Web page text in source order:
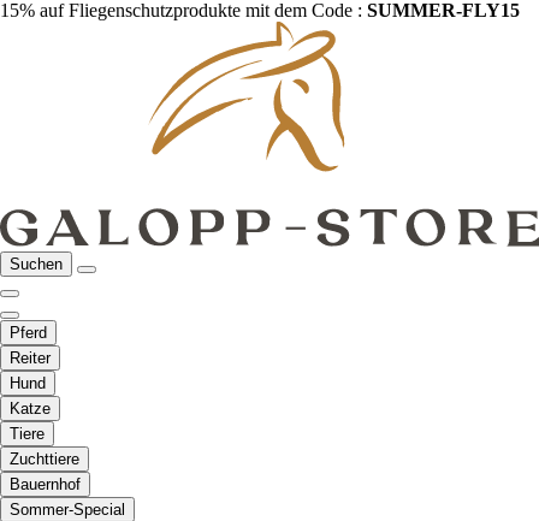
15% auf Fliegenschutzprodukte mit dem Code : SUMMER-FLY15
Suchen
Pferd
Reiter
Hund
Katze
Tiere
Zuchttiere
Bauernhof
Sommer-Special